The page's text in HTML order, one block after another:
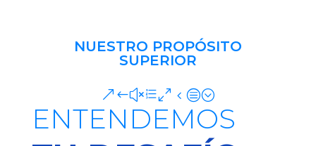
&#xe04c;
ENTENDEMOS
TU DESAFÍO,